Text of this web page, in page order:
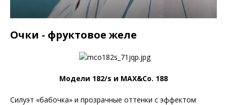
Очки - фруктовое желе
Модели 182/s и MAX&Co. 188
Силуэт «бабочка» и прозрачные оттенки с эффектом